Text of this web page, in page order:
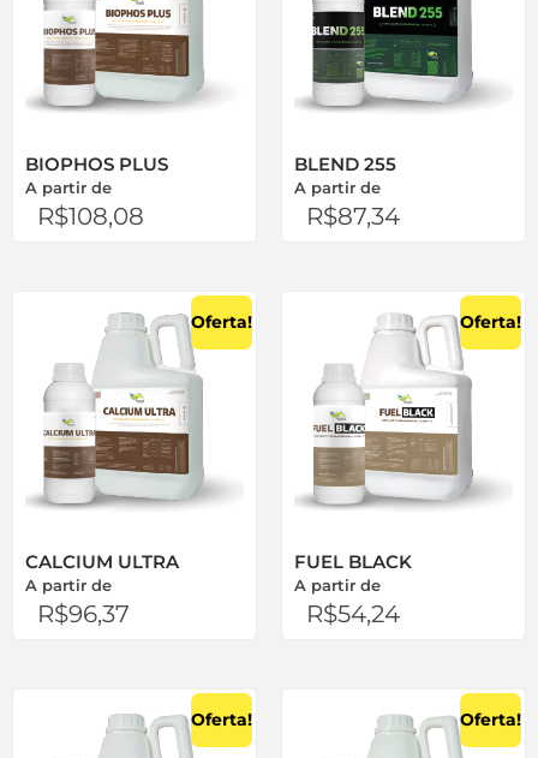
BIOPHOS PLUS
A partir de
R$108,08
BLEND 255
A partir de
R$87,34
Oferta!
CALCIUM ULTRA
A partir de
R$96,37
Oferta!
FUEL BLACK
A partir de
R$54,24
Oferta! Oferta!